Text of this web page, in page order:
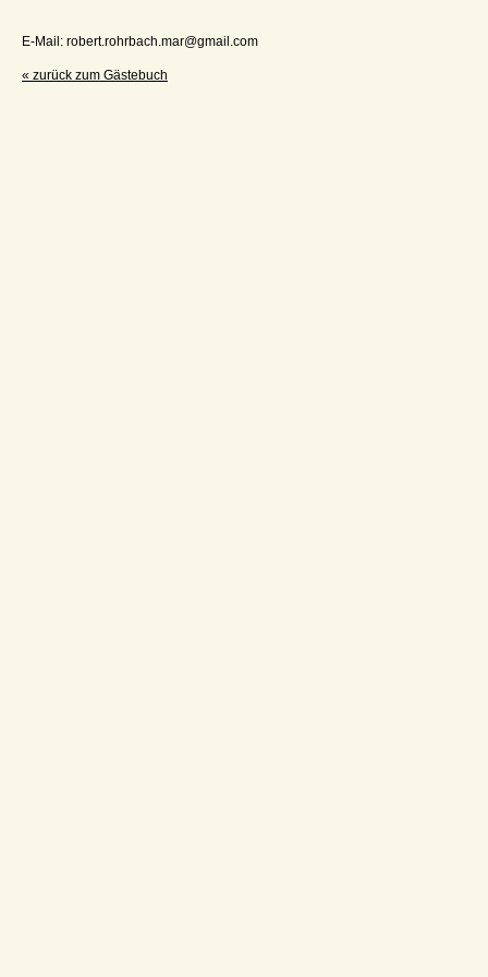
E-Mail: robert.rohrbach.mar@gmail.com
« zurück zum Gästebuch